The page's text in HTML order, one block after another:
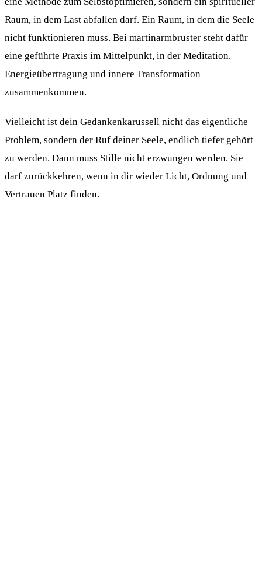
Raum, in dem Last abfallen darf. Ein Raum, in dem die Seele
nicht funktionieren muss. Bei martinarmbruster steht dafür
eine geführte Praxis im Mittelpunkt, in der Meditation,
Energieübertragung und innere Transformation
zusammenkommen.
Vielleicht ist dein Gedankenkarussell nicht das eigentliche
Problem, sondern der Ruf deiner Seele, endlich tiefer gehört
zu werden. Dann muss Stille nicht erzwungen werden. Sie
darf zurückkehren, wenn in dir wieder Licht, Ordnung und
Vertrauen Platz finden.